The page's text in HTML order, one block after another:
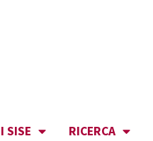
SISE RICERCA